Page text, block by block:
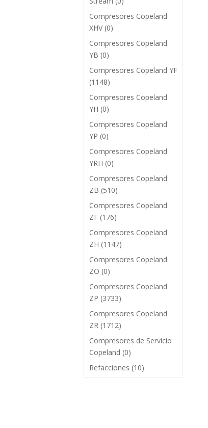
Compresores Copeland
XHV (0)
Compresores Copeland
YB (0)
Compresores Copeland YF
(1148)
Compresores Copeland
YH (0)
Compresores Copeland
YP (0)
Compresores Copeland
YRH (0)
Compresores Copeland
ZB (510)
Compresores Copeland
ZF (176)
Compresores Copeland
ZH (1147)
Compresores Copeland
ZO (0)
Compresores Copeland
ZP (3733)
Compresores Copeland
ZR (1712)
Compresores de Servicio
Copeland (0)
Refacciones (10)